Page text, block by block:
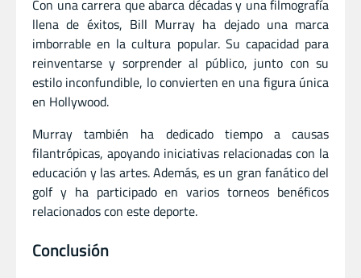
Con una carrera que abarca décadas y una filmografía
llena de éxitos, Bill Murray ha dejado una marca
imborrable en la cultura popular. Su capacidad para
reinventarse y sorprender al público, junto con su
estilo inconfundible, lo convierten en una figura única
en Hollywood.
Murray también ha dedicado tiempo a causas
filantrópicas, apoyando iniciativas relacionadas con la
educación y las artes. Además, es un gran fanático del
golf y ha participado en varios torneos benéficos
relacionados con este deporte.
Conclusión